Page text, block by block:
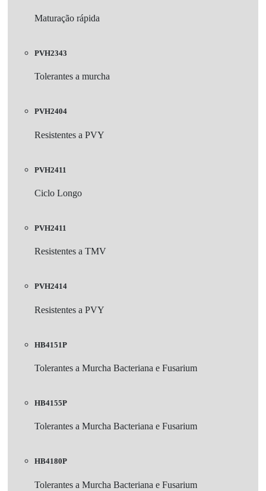
Maturação rápida
PVH2343
Tolerantes a murcha
PVH2404
Resistentes a PVY
PVH2411
Ciclo Longo
PVH2411
Resistentes a TMV
PVH2414
Resistentes a PVY
HB4151P
Tolerantes a Murcha Bacteriana e Fusarium
HB4155P
Tolerantes a Murcha Bacteriana e Fusarium
HB4180P
Tolerantes a Murcha Bacteriana e Fusarium